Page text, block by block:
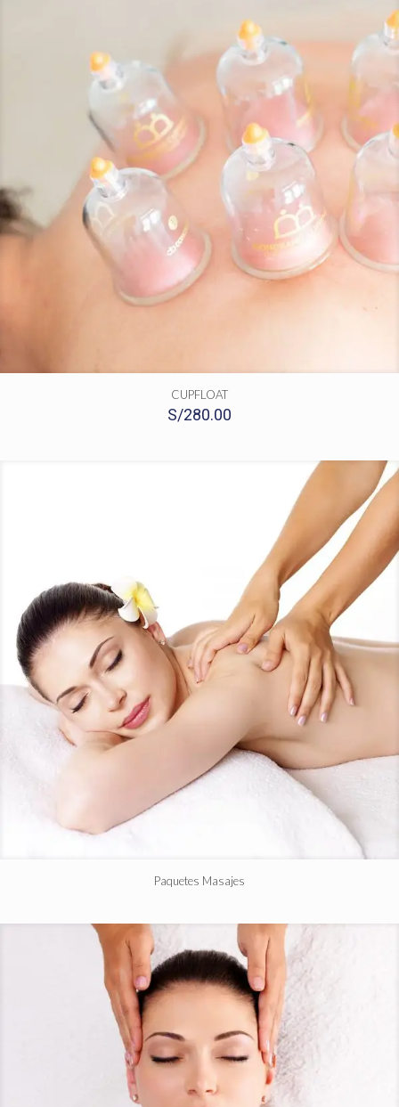
CUPFLOAT
S/280.00
Paquetes Masajes